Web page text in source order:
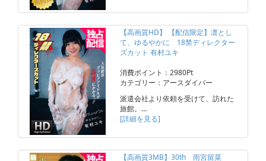
【高画質HD】 【配信限定】凛とし
て、ゆるやかに 18禁ディレクター
ズカット 有村ユキ
消費ポイント：2980Pt
カテゴリー：アースダイバー
派遣会社より依頼を受けて、訪れた
旅館。…
[詳細を見る]
【高画質3MB】30th 雨宮留菜